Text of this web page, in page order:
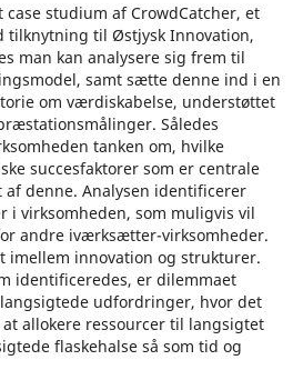
studium af CrowdCatcher, et
tilknytning til Østjysk Innovation,
man kan analysere sig frem til
samt sætte denne ind i en
om værdiskabelse, understøttet
Således
tanken om, hvilke
succesfaktorer som er centrale
denne. Analysen identificerer
i virksomheden, som muligvis vil
andre iværksætter-virksomheder.
imellem innovation og strukturer.
identificeredes, er dilemmaet
udfordringer, hvor det
allokere ressourcer til langsigtet
flaskehalse så som tid og